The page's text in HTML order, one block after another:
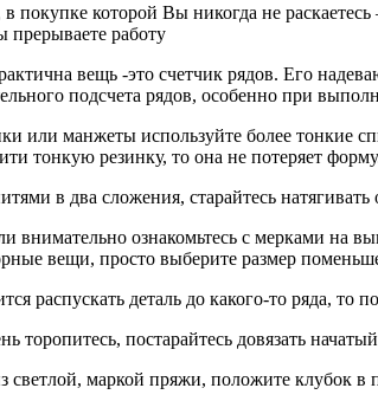
покупке которой Вы никогда не
прерываете работу
вещь -это счетчик рядов. Его
подсчета рядов, особенно при
или манжеты используйте более тонкие
тонкую резинку, то она не потеряет
в два сложения, старайтесь натягивать
внимательно ознакомьтесь с мерками на
вещи, просто выберите размер
распускать деталь до какого-то ряда,
торопитесь, постарайтесь довязать
маркой пряжи, положите клубок в